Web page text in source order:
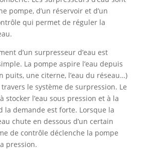
pompe, d’un réservoir et d’un
qui permet de réguler la
d’un surpresseur d’eau est
La pompe aspire l’eau depuis
puits, une citerne, l’eau du réseau…)
le système de surpression. Le
stocker l’eau sous pression et à la
la demande est forte. Lorsque la
chute en dessous d’un certain
de contrôle déclenche la pompe
pression.